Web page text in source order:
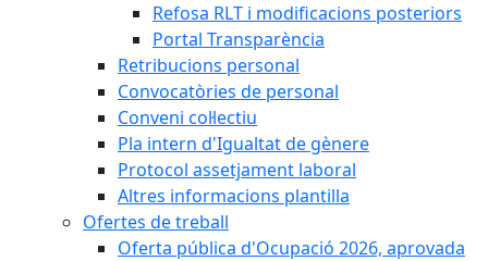
Refosa RLT i modificacions posteriors
Portal Transparència
Retribucions personal
Convocatòries de personal
Conveni col·lectiu
Pla intern d'Igualtat de gènere
Protocol assetjament laboral
Altres informacions plantilla
Ofertes de treball
Oferta pública d'Ocupació 2026, aprovada